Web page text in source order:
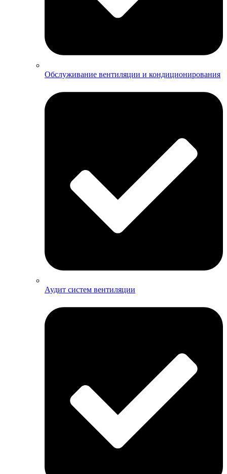
Обслуживание вентиляции и кондиционирования
Аудит систем вентиляции